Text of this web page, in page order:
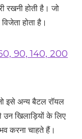
रखनी होती है। जो
होता है।
90, 140, 200
इसे अन्य बैटल रॉयल
खिलाड़ियों के लिए
करना चाहते हैं।